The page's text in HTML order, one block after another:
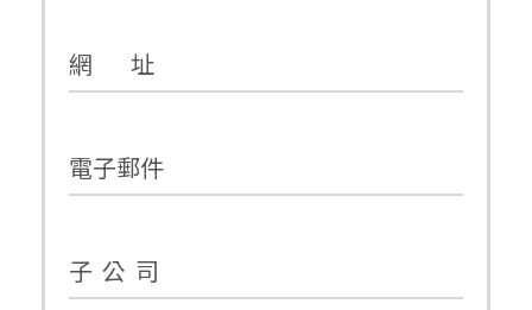
網 址
電子郵件
子 公 司